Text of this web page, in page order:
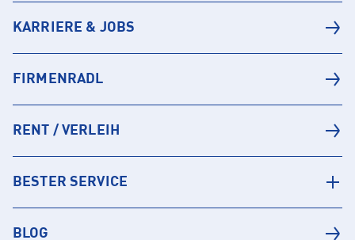
KARRIERE & JOBS
FIRMENRADL
RENT / VERLEIH
BESTER SERVICE
BLOG